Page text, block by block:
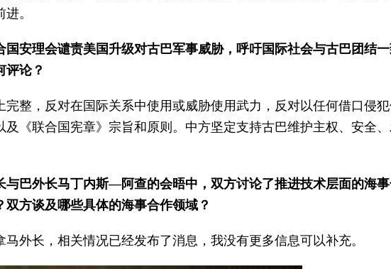
。
安理会谴责美国升级对古巴军事威胁，呼吁国际社会与古巴团结
评论？
整，反对在国际关系中使用或威胁使用武力，反对以任何借口侵
《联合国宪章》宗旨和原则。中方坚定支持古巴维护主权、安全、
与巴外长马丁内斯—阿查的会晤中，双方讨论了推进技术层面的海
方谈及哪些具体的海事合作领域？
外长，相关情况已经发布了消息，我没有更多信息可以补充。